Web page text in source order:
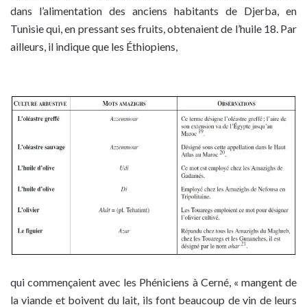
dans l’alimentation des anciens habitants de Djerba, en
Tunisie qui, en pressant ses fruits, obtenaient de l’huile 18. Par
ailleurs, il indique que les Éthiopiens,
qui commençaient avec les Phéniciens à Cerné, « mangent de
la viande et boivent du lait, ils font beaucoup de vin de leurs